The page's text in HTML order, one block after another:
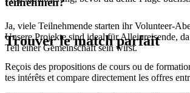
Ja, viele Teilnehmende starten ihr Volunteer-
Unsere Projekte sind ideal für Alleinreisende,
Teil einer Gemeinschaft sein wirst.
Trouver le match parfait
Reçois des propositions de cours ou de
tes intérêts et compare directement les offres